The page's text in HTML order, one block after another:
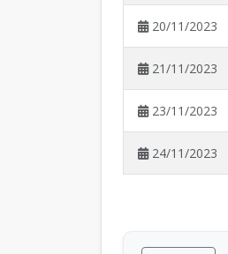
20/11/2023
21/11/2023
23/11/2023
24/11/2023